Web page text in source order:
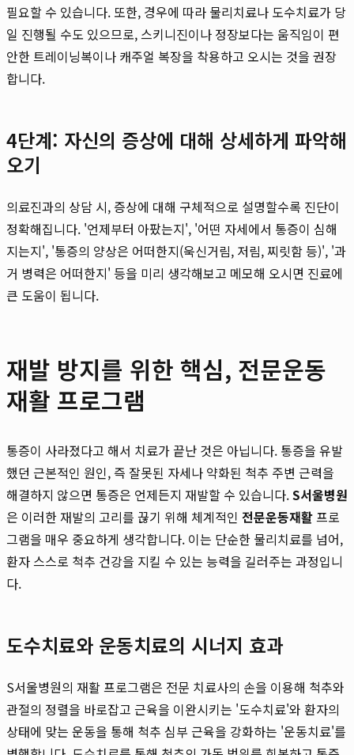
필요할 수 있습니다. 또한, 경우에 따라 물리치료나 도수치료가 당
일 진행될 수도 있으므로, 스키니진이나 정장보다는 움직임이 편
안한 트레이닝복이나 캐주얼 복장을 착용하고 오시는 것을 권장
합니다.
4단계: 자신의 증상에 대해 상세하게 파악해
오기
의료진과의 상담 시, 증상에 대해 구체적으로 설명할수록 진단이
정확해집니다. '언제부터 아팠는지', '어떤 자세에서 통증이 심해
지는지', '통증의 양상은 어떠한지(욱신거림, 저림, 찌릿함 등)', '과
거 병력은 어떠한지' 등을 미리 생각해보고 메모해 오시면 진료에
큰 도움이 됩니다.
재발 방지를 위한 핵심, 전문운동
재활 프로그램
통증이 사라졌다고 해서 치료가 끝난 것은 아닙니다. 통증을 유발
했던 근본적인 원인, 즉 잘못된 자세나 약화된 척추 주변 근력을
해결하지 않으면 통증은 언제든지 재발할 수 있습니다.S서울병원
은 이러한 재발의 고리를 끊기 위해 체계적인 전문운동재활프로
그램을 매우 중요하게 생각합니다. 이는 단순한 물리치료를 넘어,
환자 스스로 척추 건강을 지킬 수 있는 능력을 길러주는 과정입니
다.
도수치료와 운동치료의 시너지 효과
S서울병원의 재활 프로그램은 전문 치료사의 손을 이용해 척추와
관절의 정렬을 바로잡고 근육을 이완시키는 '도수치료'와 환자의
상태에 맞는 운동을 통해 척추 심부 근육을 강화하는 '운동치료'를